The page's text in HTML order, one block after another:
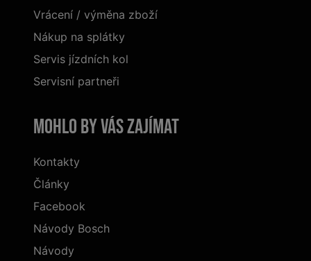
Vrácení / výměna zboží
Nákup na splátky
Servis jízdních kol
Servisní partneři
Mohlo by vás zajímat
Kontakty
Články
Facebook
Návody Bosch
Návody